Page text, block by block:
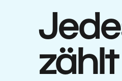
zählt